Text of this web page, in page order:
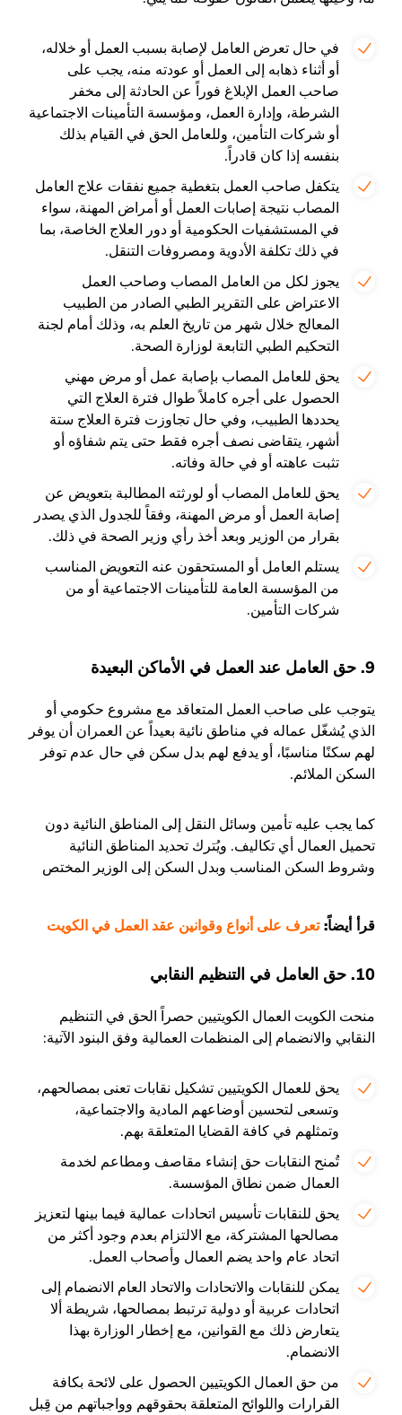
في حال تعرض العامل لإصابة بسبب العمل أو خلاله،
أو أثناء ذهابه إلى العمل أو عودته منه، يجب على
صاحب العمل الإبلاغ فوراً عن الحادثة إلى مخفر
الشرطة، وإدارة العمل، ومؤسسة التأمينات الاجتماعية
أو شركات التأمين، وللعامل الحق في القيام بذلك
بنفسه إذا كان قادراً.
يتكفل صاحب العمل بتغطية جميع نفقات علاج العامل
المصاب نتيجة إصابات العمل أو أمراض المهنة، سواء
في المستشفيات الحكومية أو دور العلاج الخاصة، بما
في ذلك تكلفة الأدوية ومصروفات التنقل.
يجوز لكل من العامل المصاب وصاحب العمل
الاعتراض على التقرير الطبي الصادر من الطبيب
المعالج خلال شهر من تاريخ العلم به، وذلك أمام لجنة
التحكيم الطبي التابعة لوزارة الصحة.
يحق للعامل المصاب بإصابة عمل أو مرض مهني
الحصول على أجره كاملاً طوال فترة العلاج التي
يحددها الطبيب، وفي حال تجاوزت فترة العلاج ستة
أشهر، يتقاضى نصف أجره فقط حتى يتم شفاؤه أو
تثبت عاهته أو في حالة وفاته.
يحق للعامل المصاب أو لورثته المطالبة بتعويض عن
إصابة العمل أو مرض المهنة، وفقاً للجدول الذي يصدر
بقرار من الوزير وبعد أخذ رأي وزير الصحة في ذلك.
يستلم العامل أو المستحقون عنه التعويض المناسب
من المؤسسة العامة للتأمينات الاجتماعية أو من
شركات التأمين.
9. حق العامل عند العمل في الأماكن البعيدة
يتوجب على صاحب العمل المتعاقد مع مشروع حكومي أو
الذي يُشغّل عماله في مناطق نائية بعيداً عن العمران أن يوفر
لهم سكنًا مناسبًا، أو يدفع لهم بدل سكن في حال عدم توفر
السكن الملائم.
كما يجب عليه تأمين وسائل النقل إلى المناطق النائية دون
تحميل العمال أي تكاليف. ويُترك تحديد المناطق النائية
وشروط السكن المناسب وبدل السكن إلى الوزير المختص
قرأ أيضاً: تعرف على أنواع وقوانين عقد العمل في الكويت
10. حق العامل في التنظيم النقابي
منحت الكويت العمال الكويتيين حصراً الحق في التنظيم
النقابي والانضمام إلى المنظمات العمالية وفق البنود الآتية:
يحق للعمال الكويتيين تشكيل نقابات تعنى بمصالحهم،
وتسعى لتحسين أوضاعهم المادية والاجتماعية،
وتمثلهم في كافة القضايا المتعلقة بهم.
تُمنح النقابات حق إنشاء مقاصف ومطاعم لخدمة
العمال ضمن نطاق المؤسسة.
يحق للنقابات تأسيس اتحادات عمالية فيما بينها لتعزيز
مصالحها المشتركة، مع الالتزام بعدم وجود أكثر من
اتحاد عام واحد يضم العمال وأصحاب العمل.
يمكن للنقابات والاتحادات والاتحاد العام الانضمام إلى
اتحادات عربية أو دولية ترتبط بمصالحها، شريطة ألا
يتعارض ذلك مع القوانين، مع إخطار الوزارة بهذا
الانضمام.
من حق العمال الكويتيين الحصول على لائحة بكافة
القرارات واللوائح المتعلقة بحقوقهم وواجباتهم من قِبل